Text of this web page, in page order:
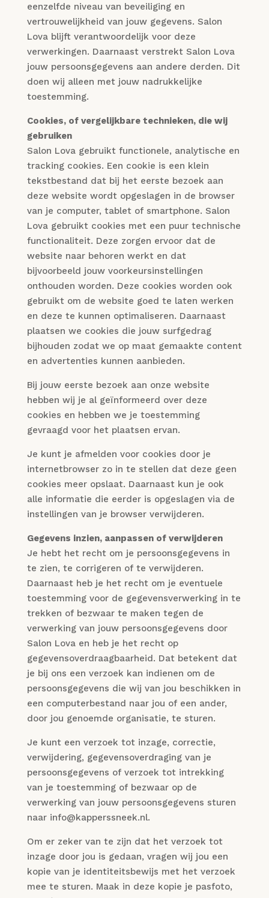
eenzelfde niveau van beveiliging en
vertrouwelijkheid van jouw gegevens. Salon
Lova blijft verantwoordelijk voor deze
verwerkingen. Daarnaast verstrekt Salon Lova
jouw persoonsgegevens aan andere derden. Dit
doen wij alleen met jouw nadrukkelijke
toestemming.
Cookies, of vergelijkbare technieken, die wij
gebruiken
Salon Lova gebruikt functionele, analytische en
tracking cookies. Een cookie is een klein
tekstbestand dat bij het eerste bezoek aan
deze website wordt opgeslagen in de browser
van je computer, tablet of smartphone. Salon
Lova gebruikt cookies met een puur technische
functionaliteit. Deze zorgen ervoor dat de
website naar behoren werkt en dat
bijvoorbeeld jouw voorkeursinstellingen
onthouden worden. Deze cookies worden ook
gebruikt om de website goed te laten werken
en deze te kunnen optimaliseren. Daarnaast
plaatsen we cookies die jouw surfgedrag
bijhouden zodat we op maat gemaakte content
en advertenties kunnen aanbieden.
Bij jouw eerste bezoek aan onze website
hebben wij je al geïnformeerd over deze
cookies en hebben we je toestemming
gevraagd voor het plaatsen ervan.
Je kunt je afmelden voor cookies door je
internetbrowser zo in te stellen dat deze geen
cookies meer opslaat. Daarnaast kun je ook
alle informatie die eerder is opgeslagen via de
instellingen van je browser verwijderen.
Gegevens inzien, aanpassen of verwijderen
Je hebt het recht om je persoonsgegevens in
te zien, te corrigeren of te verwijderen.
Daarnaast heb je het recht om je eventuele
toestemming voor de gegevensverwerking in te
trekken of bezwaar te maken tegen de
verwerking van jouw persoonsgegevens door
Salon Lova en heb je het recht op
gegevensoverdraagbaarheid. Dat betekent dat
je bij ons een verzoek kan indienen om de
persoonsgegevens die wij van jou beschikken in
een computerbestand naar jou of een ander,
door jou genoemde organisatie, te sturen.
Je kunt een verzoek tot inzage, correctie,
verwijdering, gegevensoverdraging van je
persoonsgegevens of verzoek tot intrekking
van je toestemming of bezwaar op de
verwerking van jouw persoonsgegevens sturen
naar info@kapperssneek.nl.
Om er zeker van te zijn dat het verzoek tot
inzage door jou is gedaan, vragen wij jou een
kopie van je identiteitsbewijs met het verzoek
mee te sturen. Maak in deze kopie je pasfoto,